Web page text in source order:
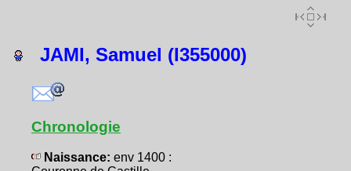
JAMI, Samuel (I355000)
Chronologie
Naissance: env 1400 :